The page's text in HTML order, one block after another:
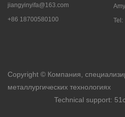
jiangyinyifa@163.com
Tel:
+86 18700580100
Copyright © Компания,
металлургических технологиях
Technical support: